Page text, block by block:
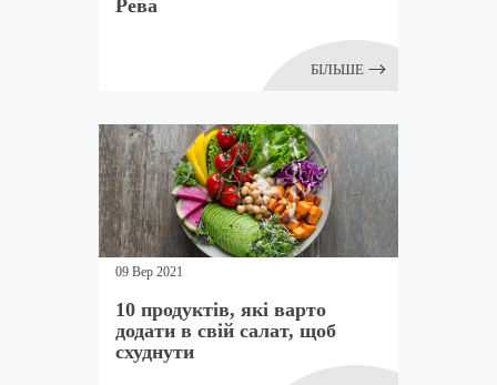
Рева
БІЛЬШЕ
09 Вер 2021
10 продуктів, які варто
додати в свій салат, щоб
схуднути